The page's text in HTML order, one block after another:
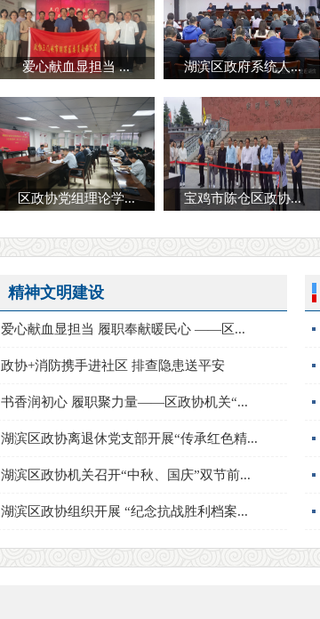
爱心献血显担当 ... 湖滨区政府系统人...
区政协党组理论学... 宝鸡市陈仓区政协...
精神文明建设
爱心献血显担当 履职奉献暖民心 ——区...
政协+消防携手进社区 排查隐患送平安
书香润初心 履职聚力量——区政协机关“...
湖滨区政协离退休党支部开展“传承红色精...
湖滨区政协机关召开“中秋、国庆”双节前...
湖滨区政协组织开展 “纪念抗战胜利档案...